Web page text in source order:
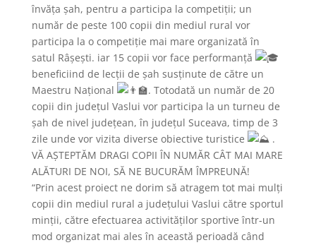
învăța șah, pentru a participa la competiții; un
număr de peste 100 copii din mediul rural vor
participa la o competiție mai mare organizată în
satul Râșești. iar 15 copii vor face performanță
beneficiind de lecții de șah susținute de către un
Maestru Național
. Totodată un număr de 20
copii din județul Vaslui vor participa la un turneu de
șah de nivel județean, în județul Suceava, timp de 3
zile unde vor vizita diverse obiective turistice
.
VĂ AȘTEPTĂM DRAGI COPII ÎN NUMĂR CÂT MAI MARE
ALĂTURI DE NOI, SĂ NE BUCURĂM ÎMPREUNĂ!
“Prin acest proiect ne dorim să atragem tot mai mulți
copii din mediul rural a județului Vaslui către sportul
minții, către efectuarea activităților sportive într-un
mod organizat mai ales în această perioadă când